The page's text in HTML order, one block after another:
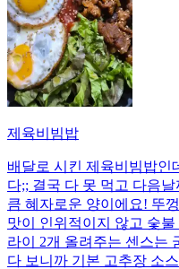
제육비빔밥
배달로 시킨 제육비빔밥인
다;; 결국 다 못 먹고 다음
큼 혜자로운 양이에요! 뚜
맛이 인위적이지 않고 숯
라이 2개 올려주는 센스는
다 보니까 기본 고추장 소